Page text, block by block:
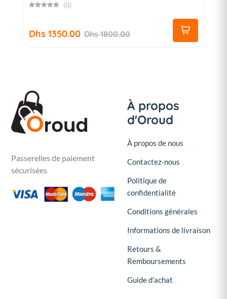
(0)
Dhs 1350.00 Dhs 1800.00
Passerelles de paiement
sécurisées
À propos
d'Oroud
À propos de nous
Contactez-nous
Politique de
confidentialité
Conditions générales
Informations de livraison
Retours &
Remboursements
Guide d'achat